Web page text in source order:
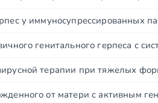
у иммуносупрессированных
генитального герпеса с
терапии при тяжелых
от матери с активным